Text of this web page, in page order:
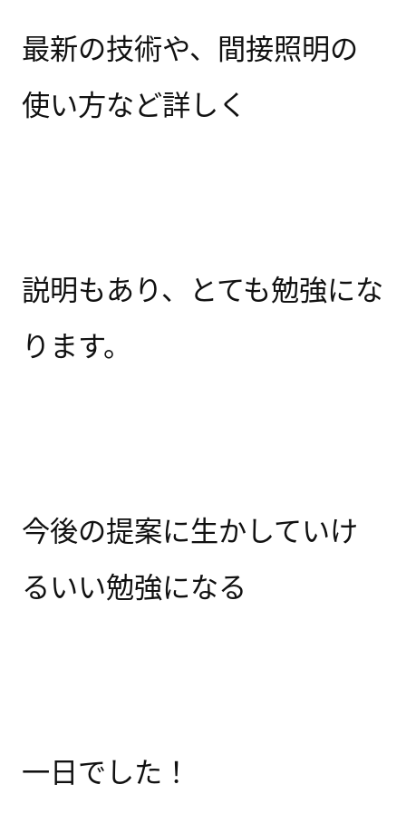
最新の技術や、間接照明の
使い方など詳しく
説明もあり、とても勉強にな
ります。
今後の提案に生かしていけ
るいい勉強になる
一日でした！